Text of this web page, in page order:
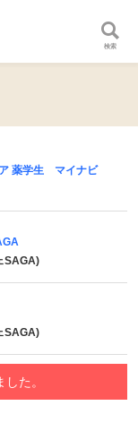
検索
薬学生 マイナビ
SAGA)
SAGA)
た。